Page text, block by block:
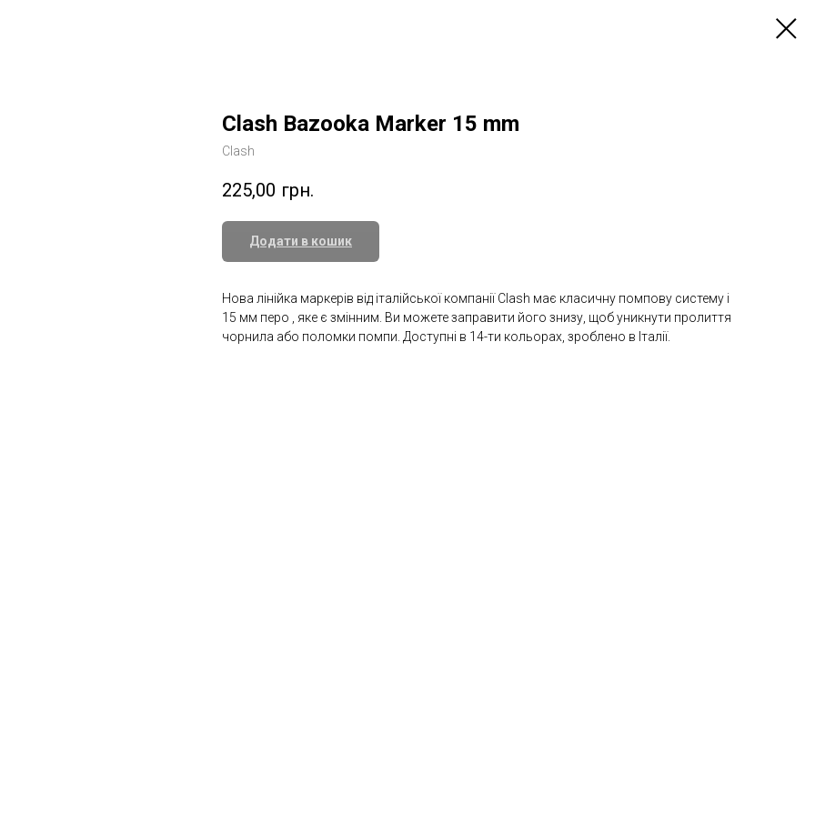
Clash Bazooka Marker 15 mm
Clash
225,00 грн.
Додати в кошик
Нова лінійка маркерів від італійської компанії Clash має класичну помпову систему і
15 мм перо , яке є змінним. Ви можете заправити його знизу, щоб уникнути пролиття
чорнила або поломки помпи. Доступні в 14-ти кольорах, зроблено в Італії.